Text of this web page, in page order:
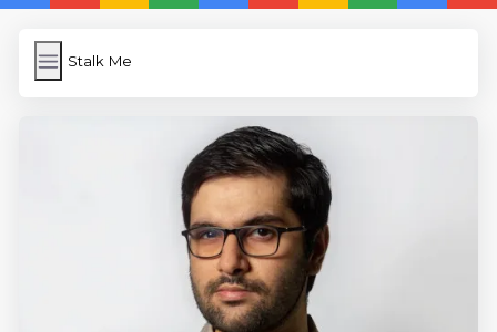
Stalk Me
Stalk Me
5 Günde İngilizce